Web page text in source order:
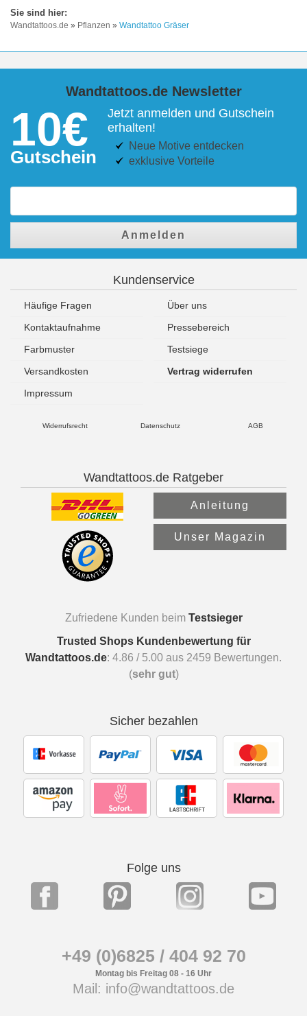
Wandtattoos.de » Pflanzen » Wandtattoo Gräser
Wandtattoos.de Newsletter
10€
Gutschein
Jetzt anmelden und Gutschein
erhalten!
Neue Motive entdecken
exklusive Vorteile
Anmelden
Kundenservice
Häufige Fragen
Über uns
Kontaktaufnahme
Pressebereich
Farbmuster
Testsiege
Versandkosten
Vertrag widerrufen
Impressum
Widerrufsrecht Datenschutz AGB
Wandtattoos.de Ratgeber
Anleitung
Unser Magazin
Zufriedene Kunden beim Testsieger
Trusted Shops Kundenbewertung für
Wandtattoos.de: 4.86 / 5.00 aus 2459 Bewertungen.
(sehr gut)
Sicher bezahlen
Folge uns
+49 (0)6825 / 404 92 70
Montag bis Freitag 08 - 16 Uhr
Mail: info@wandtattoos.de